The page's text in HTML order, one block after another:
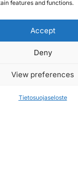
features and functions.
Accept
Deny
View preferences
Tietosuojaseloste